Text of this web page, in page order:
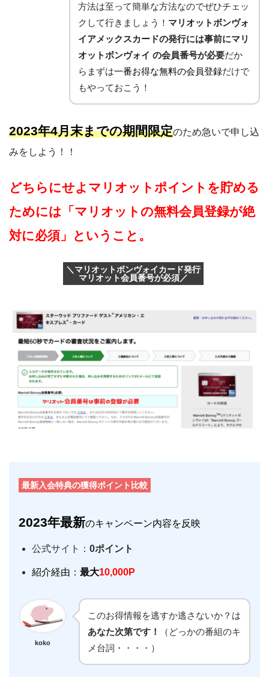
方法は至って簡単な方法なのでぜひチェッ
クして行きましょう！ マリオットボンヴォ
イアメックスカードの発行には事前にマリ
オットボンヴォイ の会員番号が必要だか
らまずは一番お得な無料の会員登録だけで
もやっておこう！
2023年4月末までの期間限定のため急いで申し込
みをしよう！！
どちらにせよマリオットポイントを貯める
ためには「マリオットの無料会員登録が絶
対に必須」ということ。
＼マリオットボンヴォイカード発行
マリオット会員番号が必須／
最新入会特典の獲得ポイント比較
2023年最新のキャンペーン内容を反映
公式サイト：0ポイント
紹介経由：最大10,000P
koko
このお得情報を逃すか逃さないか？は
あなた次第です！
（どっかの番組のキ
メ台詞・・・・）